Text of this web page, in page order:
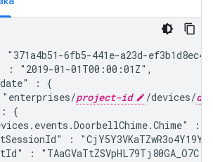
"371a4b51-6fb5-441e-a23d-
: "2019-01-01T00:00:01Z",
: {
project-id /devices/
{
" : {
:
: